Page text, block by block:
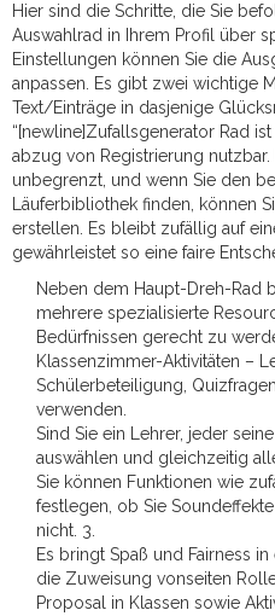
Hier sind die Schritte, die Sie
Auswahlrad in Ihrem Profil über
Einstellungen können Sie die
anpassen. Es gibt zwei wichtige
Text/Einträge in dasjenige
“[newline]Zufallsgenerator Rad
abzug von Registrierung
unbegrenzt, und wenn Sie den
Läuferbibliothek finden, können
erstellen. Es bleibt zufällig auf
gewährleistet so eine faire
Neben dem Haupt-Dreh-Rad
mehrere spezialisierte
Bedürfnissen gerecht zu
Klassenzimmer-Aktivitäten –
Schülerbeteiligung,
verwenden.
Sind Sie ein Lehrer, jeder
auswählen und gleichzeitig
Sie können Funktionen wie
festlegen, ob Sie
nicht. 3.
Es bringt Spaß und Fairness
die Zuweisung vonseiten
Proposal in Klassen sowie